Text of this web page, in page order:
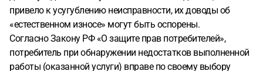
привело к усугублению неисправности, их доводы об
«естественном износе» могут быть оспорены.
Согласно Закону РФ «О защите прав потребителей»,
потребитель при обнаружении недостатков выполненной
работы (оказанной услуги) вправе по своему выбору